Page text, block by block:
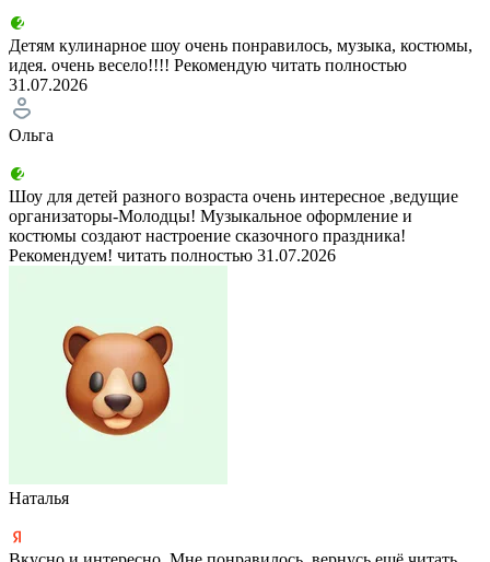
Детям кулинарное шоу очень понравилось, музыка, костюмы,
идея. очень весело!!!! Рекомендую читать полностью
31.07.2026
Ольга
Шоу для детей разного возраста очень интересное ,ведущие
организаторы-Молодцы! Музыкальное оформление и
костюмы создают настроение сказочного праздника!
Рекомендуем! читать полностью 31.07.2026
Наталья